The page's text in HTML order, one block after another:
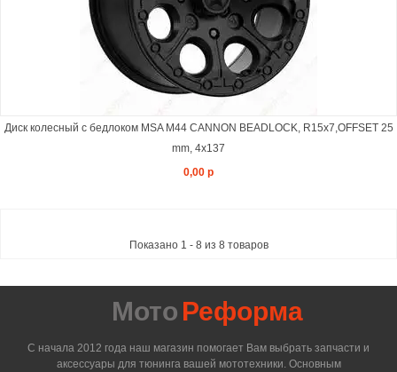
Диск колесный с бедлоком MSA M44 CANNON BEADLOCK, R15x7,OFFSET 25
mm, 4x137
0,00 р
Показано 1 - 8 из 8 товаров
Мото Реформа
С начала 2012 года наш магазин помогает Вам выбрать запчасти и
аксессуары для тюнинга вашей мототехники. Основным